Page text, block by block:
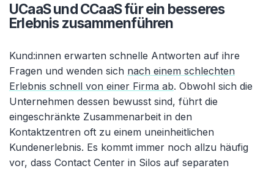
UCaaS und CCaaS für ein besseres
Erlebnis zusammenführen
Kund:innen erwarten schnelle Antworten auf ihre
Fragen und wenden sich nach einem schlechten
Erlebnis schnell von einer Firma ab. Obwohl sich die
Unternehmen dessen bewusst sind, führt die
eingeschränkte Zusammenarbeit in den
Kontaktzentren oft zu einem uneinheitlichen
Kundenerlebnis. Es kommt immer noch allzu häufig
vor, dass Contact Center in Silos auf separaten